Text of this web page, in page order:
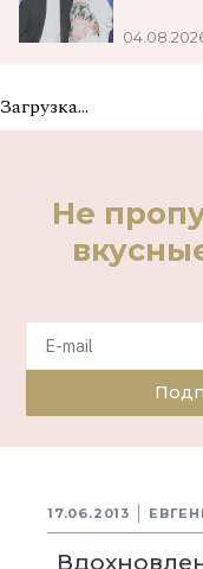
Загрузка...
Не
17.06.2013